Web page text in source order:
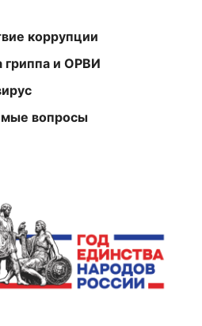
коррупции
гриппа и ОРВИ
вопросы